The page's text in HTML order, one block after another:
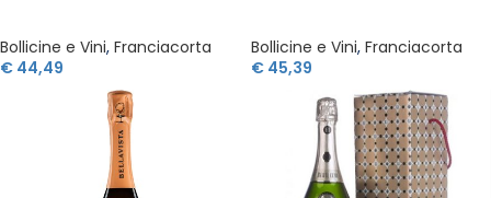
Bollicine e Vini, Franciacorta
€ 44,49
Bollicine e Vini, Franciacorta
€ 45,39